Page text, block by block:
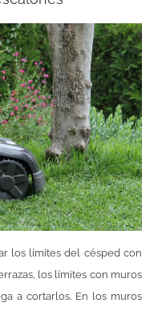
los límites del césped con
los límites con muros
a cortarlos. En los muros